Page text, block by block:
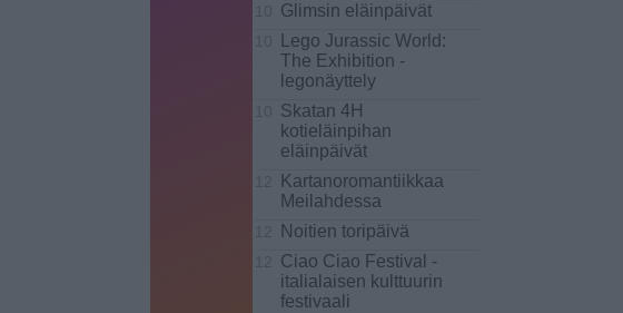
Glimsin eläinpäivät
Lego Jurassic World:
The Exhibition -
legonäyttely
Skatan 4H
kotieläinpihan
eläinpäivät
Kartanoromantiikkaa
Meilahdessa
Noitien toripäivä
Ciao Ciao Festival -
italialaisen kulttuurin
festivaali